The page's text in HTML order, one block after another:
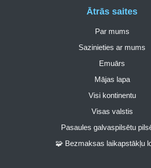
Ātrās saites
Par mums
Sazinieties ar mums
Emuārs
Mājas lapa
Visi kontinentu
Visas valstis
Pasaules galvaspilsētu
🧩 Bezmaksas laikapstākļu